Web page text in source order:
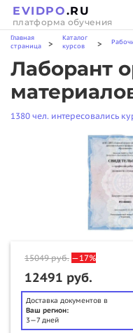
EVIDPO.RU
платформа обучения
Главная
страница
>
Каталог
курсов
>
Лаборант
1380 чел. интересовались
15049руб. —17%
12491 руб.
Доставка документов в
Ваш регион:
3—7 дней